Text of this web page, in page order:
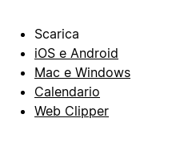
Scarica
iOS e Android
Mac e Windows
Calendario
Web Clipper